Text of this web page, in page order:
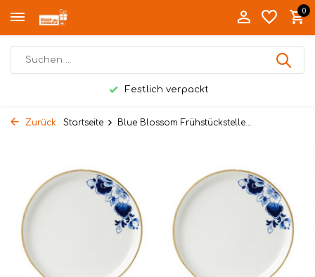
0
Festlich verpackt
Zurück Startseite Blue Blossom Frühstückstelle...